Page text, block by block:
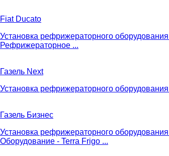
Fiat Ducato
Установка рефрижераторного
Рефрижераторное ...
Газель Next
Установка рефрижераторного
Газель Бизнес
Установка рефрижераторного
Оборудование - Terra Frigo ...